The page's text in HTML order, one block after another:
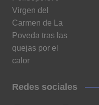
Redes sociales